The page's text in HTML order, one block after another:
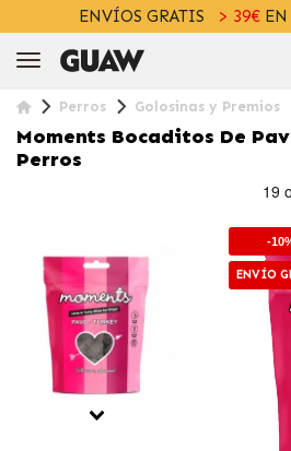
ENVÍOS GRATIS > 39€EN
Perros Golosinas y Premios
Moments Bocaditos De
Perros
-
ENVÍO